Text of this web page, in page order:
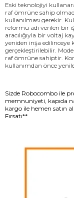
Eski teknolojiyi
raf ömrüne sahip
kullanılması gerekir.
reformu adı verilen bir
aracılığıyla bir voltaj
yeniden inşa edilinceye
gerçekleştirilebilir.
raf ömrüne sahiptir.
kullanımdan önce
Sizde Robocombo ile
memnuniyeti, kapıda
kargo ile hemen satın
Fırsatı**